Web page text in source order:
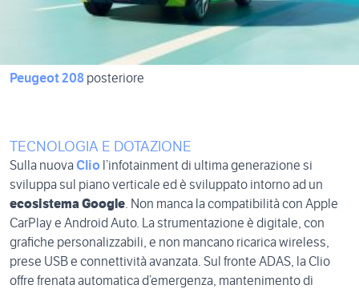
Peugeot 208 posteriore
TECNOLOGIA E DOTAZIONE
Sulla nuova Clio l’infotainment di ultima generazione si
sviluppa sul piano verticale ed è sviluppato intorno ad un
ecosistema Google. Non manca la compatibilità con Apple
CarPlay e Android Auto. La strumentazione è digitale, con
grafiche personalizzabili, e non mancano ricarica wireless,
prese USB e connettività avanzata. Sul fronte ADAS, la Clio
offre frenata automatica d’emergenza, mantenimento di